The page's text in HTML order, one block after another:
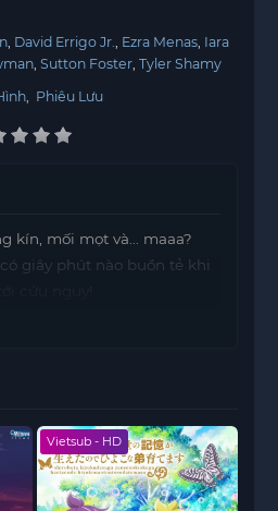
David Errigo Jr. Ezra Menas Iara
Sutton Foster Tyler Shamy
, Phiêu Lưu
kín, mối mọt và… maaa?
giây phút nào buồn tẻ khi
Vietsub - HD